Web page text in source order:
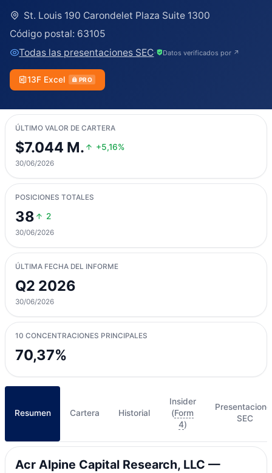
St. Louis 190 Carondelet Plaza Suite 1300
Código postal: 63105
Todas las presentaciones SEC· Datos verificados por ↗
13F Excel PRO
ÚLTIMO VALOR DE CARTERA
$7.044 M. +5,16%
30/06/2026
POSICIONES TOTALES
38 2
30/06/2026
ÚLTIMA FECHA DEL INFORME
Q2 2026
30/06/2026
10 CONCENTRACIONES PRINCIPALES
70,37%
Resumen Cartera Historial
Insider
(Form
4)
SEC
Acr Alpine Capital Research, LLC —